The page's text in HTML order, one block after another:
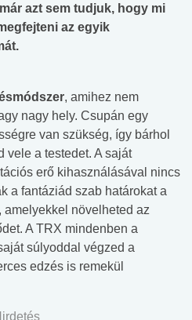
azt sem tudjuk, hogy mi
az egyik
, amihez nem
nagy hely. Csupán egy
van szükség, így bárhol
vele a testedet. A saját
erő kihasználásával nincs
a fantáziád szab határokat a
növelheted az
A TRX mindenben a
súlyoddal végzed a
edzés is remekül